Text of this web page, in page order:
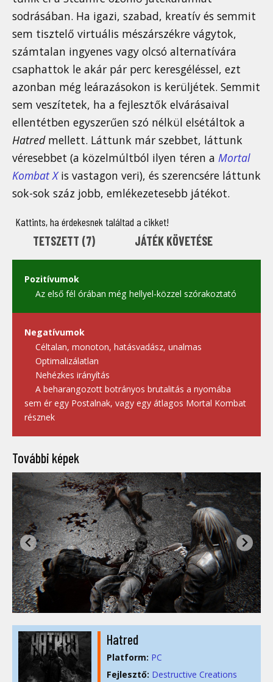
sodrásában. Ha igazi, szabad, kreatív és semmit
sem tisztelő virtuális mészárszékre vágytok,
számtalan ingyenes vagy olcsó alternatívára
csaphattok le akár pár perc keresgéléssel, ezt
azonban még leárazásokon is kerüljétek. Semmit
sem veszítetek, ha a fejlesztők elvárásaival
ellentétben egyszerűen szó nélkül elsétáltok a
Hatredmellett. Láttunk már szebbet, láttunk
véresebbet (a közelmúltból ilyen téren a Mortal
Kombat Xis vastagon veri), és szerencsére láttunk
sok-sok száz jobb, emlékezetesebb játékot.
Kattints, ha érdekesnek találtad a cikket!
TETSZETT (7) JÁTÉK KÖVETÉSE
Pozitívumok
Az első fél órában még hellyel-közzel szórakoztató
Negatívumok
Céltalan, monoton, hatásvadász, unalmas
Optimalizálatlan
Nehézkes irányítás
A beharangozott botrányos brutalitás a nyomába
sem ér egy Postalnak, vagy egy átlagos Mortal Kombat
résznek
További képek
Hatred
Platform: PC
Fejlesztő: Destructive Creations